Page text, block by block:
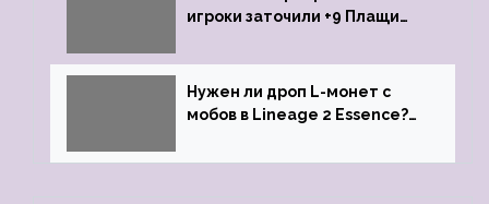
игроки заточили +9 Плащи
Нужен ли дроп L-монет с
мобов в Lineage 2 Essence?